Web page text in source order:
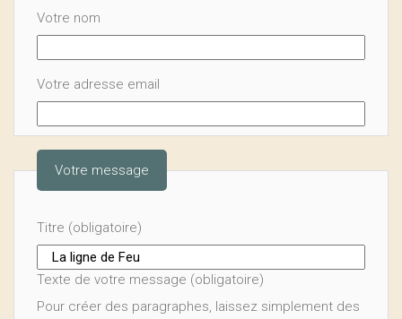
Votre nom
Votre adresse email
Votre message
Titre (obligatoire)
Texte de votre message (obligatoire)
Pour créer des paragraphes, laissez simplement des